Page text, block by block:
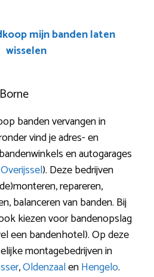
mijn banden laten
wisselen
banden vervangen in
vind je adres- en
en autogarages
Overijssel). Deze bedrijven
repareren,
balanceren van banden. Bij
kiezen voor bandenopslag
een bandenhotel). Op deze
montagebedrijven in
,OldenzaalenHengelo.